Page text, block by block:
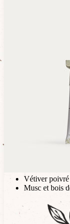
Pour
Passez le
4 senteurs
Vanille et
Lait de coco
Patchouli et
4 senteurs
Vétiver poivré
Musc et bois